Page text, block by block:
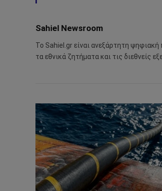
Sahiel Newsroom
Το Sahiel.gr είναι ανεξάρτητη
τα εθνικά ζητήματα και τις διεθνείς